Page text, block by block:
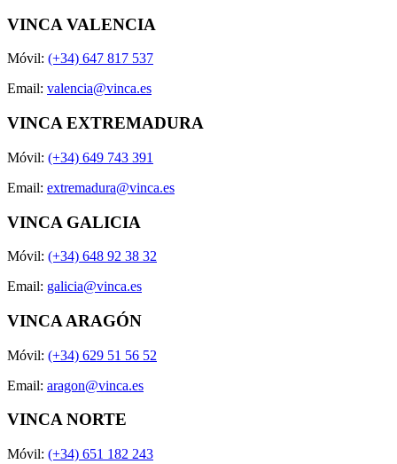
VINCA VALENCIA
Móvil: (+34) 647 817 537
Email: valencia@vinca.es
VINCA EXTREMADURA
Móvil: (+34) 649 743 391
Email: extremadura@vinca.es
VINCA GALICIA
Móvil: (+34) 648 92 38 32
Email: galicia@vinca.es
VINCA ARAGÓN
Móvil: (+34) 629 51 56 52
Email: aragon@vinca.es
VINCA NORTE
Móvil: (+34) 651 182 243